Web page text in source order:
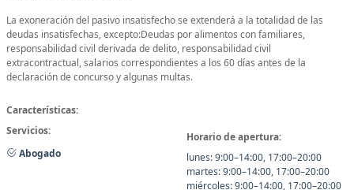
La exoneración del pasivo insatisfecho se extenderá a la totalidad de las
deudas insatisfechas, excepto:Deudas por alimentos con familiares,
responsabilidad civil derivada de delito, responsabilidad civil
extracontractual, salarios correspondientes a los 60 días antes de la
declaración de concurso y algunas multas.
Características:
Servicios:
Abogado
Horario de apertura:
lunes: 9:00–14:00, 17:00–20:00
martes: 9:00–14:00, 17:00–20:00
miércoles: 9:00–14:00, 17:00–20:00